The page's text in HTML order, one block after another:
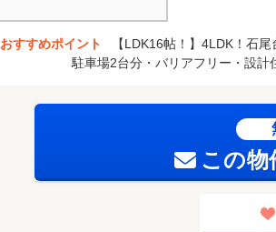
おすすめポイント
【LDK16帖！】4LDK！石
駐車場2台分・バリアフリー・設
この物